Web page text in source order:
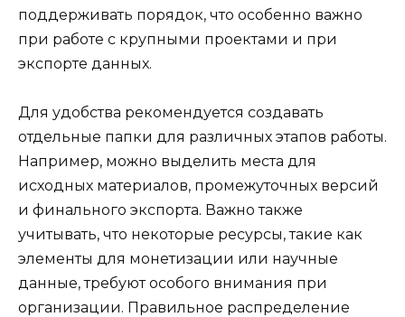
поддерживать порядок, что особенно важно
при работе с крупными проектами и при
экспорте данных.
Для удобства рекомендуется создавать
отдельные папки для различных этапов работы.
Например, можно выделить места для
исходных материалов, промежуточных версий
и финального экспорта. Важно также
учитывать, что некоторые ресурсы, такие как
элементы для монетизации или научные
данные, требуют особого внимания при
организации. Правильное распределение